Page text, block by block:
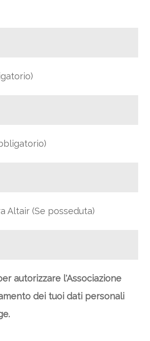
Altair (Se posseduta)
autorizzare l'Associazione
dei tuoi dati personali